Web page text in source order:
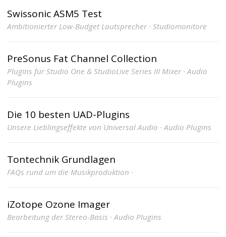
Swissonic ASM5 Test
Ambitionierter Low-Budget Lautsprecher · Studiomonitore
PreSonus Fat Channel Collection
Plugins für Studio One & StudioLive Series III Mixer · Audio
Plugins
Die 10 besten UAD-Plugins
Unsere Lieblingseffekte von Universal Audio · Audio Plugins
Tontechnik Grundlagen
FAQs rund um die Musikproduktion ·
iZotope Ozone Imager
Bearbeitung der Stereo-Basis · Audio Plugins